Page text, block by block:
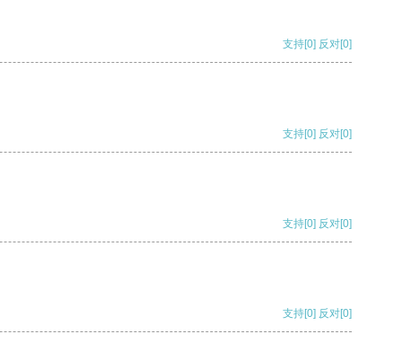
支持[0] 反对[0]
支持[0] 反对[0]
支持[0] 反对[0]
支持[0] 反对[0]